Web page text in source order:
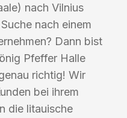
nach Vilnius
nach einem
Dann bist
Pfeffer Halle
richtig! Wir
bei ihrem
die litauische